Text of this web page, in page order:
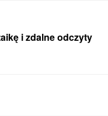
i zdalne odczyty